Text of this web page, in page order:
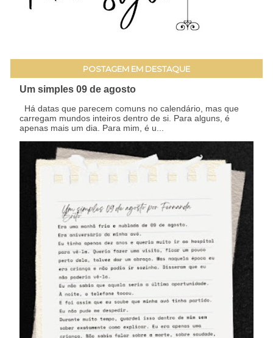
POSTAGEM EM DESTAQUE
Um simples 09 de agosto
Há datas que parecem comuns no calendário, mas que
carregam mundos inteiros dentro de si. Para alguns, é
apenas mais um dia. Para mim, é u...